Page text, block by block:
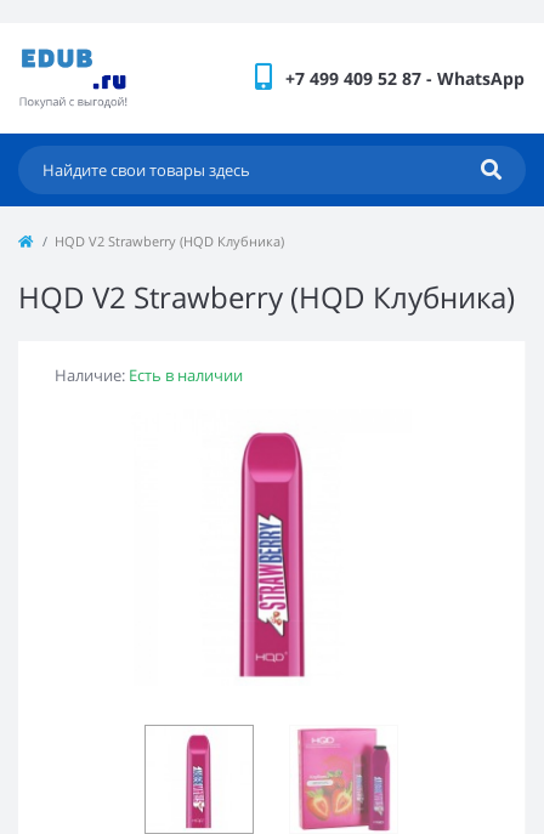
+7 499 409 52 87 - WhatsApp
HQD V2 Strawberry (HQD Клубника)
HQD V2 Strawberry (HQD Клубника)
Наличие: Есть в наличии